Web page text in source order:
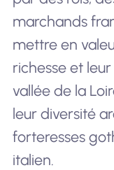
marchands
mettre en
richesse et
vallée de la
leur diversité
forteresses
italien.